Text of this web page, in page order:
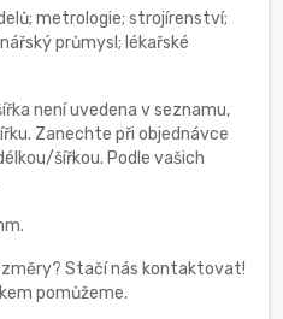
metrologie; strojírenství;
průmysl; lékařské
není uvedena v seznamu,
Zanechte při objednávce
šířkou. Podle vašich
Stačí nás kontaktovat!
pomůžeme.